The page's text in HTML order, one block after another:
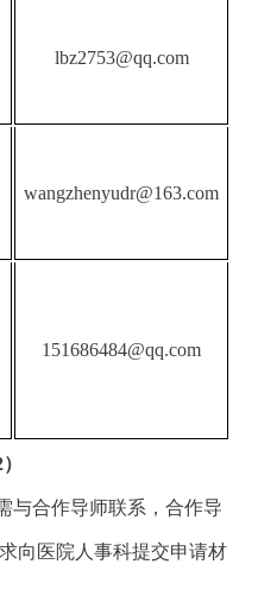
lbz2753@qq.com
wangzhenyudr@163.com
151686484@qq.com
与合作导师联系，合作导
向医院人事科提交申请材